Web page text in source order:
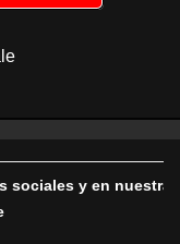
sociales y en nuestra